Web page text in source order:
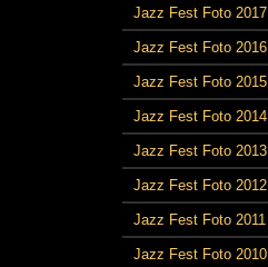
Jazz Fest Foto 2017
Jazz Fest Foto 2016
Jazz Fest Foto 2015
Jazz Fest Foto 2014
Jazz Fest Foto 2013
Jazz Fest Foto 2012
Jazz Fest Foto 2011
Jazz Fest Foto 2010